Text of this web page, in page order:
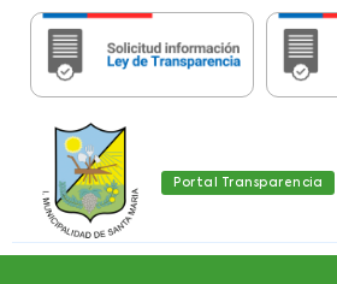
Importante:
Portal Transparencia